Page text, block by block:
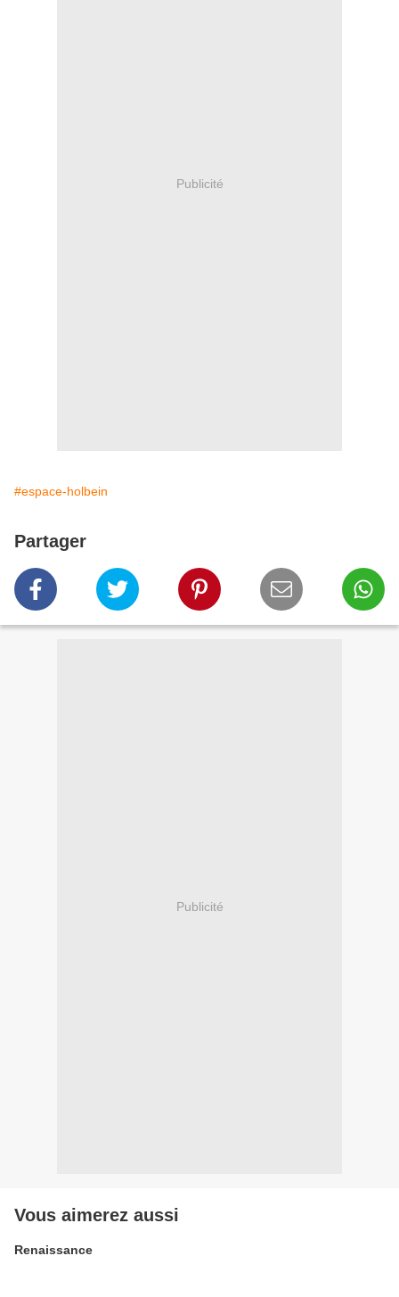
Publicité
#espace-holbein
Partager
Publicité
Vous aimerez aussi
Renaissance